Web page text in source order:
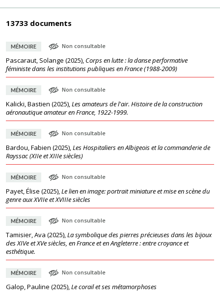
13733 documents
MÉMOIRE Non consultable
Pascaraut, Solange (2025), Corps en lutte : la danse performative
féministe dans les institutions publiques en France (1988-2009)
MÉMOIRE Non consultable
Kalicki, Bastien (2025),Les amateurs de l'air. Histoire de la construction
aéronautique amateur en France, 1922-1999.
MÉMOIRE Non consultable
Bardou, Fabien (2025),Les Hospitaliers en Albigeois et la commanderie de
Rayssac (XIIe et XIIIe siècles)
MÉMOIRE Non consultable
Payet, Élise (2025),Le lien en image: portrait miniature et mise en scène du
genre aux XVIIe et XVIIIe siècles
MÉMOIRE Non consultable
Tamisier, Ava (2025),La symbolique des pierres précieuses dans les bijoux
des XIVe et XVe siècles, en France et en Angleterre : entre croyance et
esthétique.
MÉMOIRE Non consultable
Galop, Pauline (2025),Le corail et ses métamorphoses